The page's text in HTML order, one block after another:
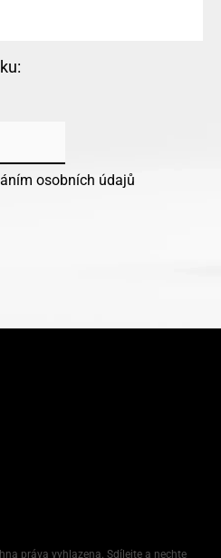
osobních údajů
práva vyhlazena. Sdílejte a nechte